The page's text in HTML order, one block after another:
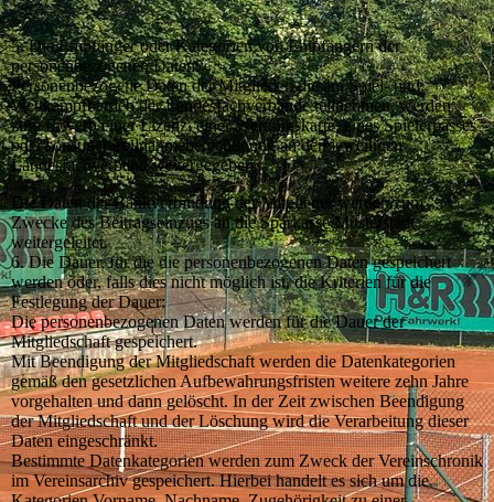
5. Die Empfänger oder Kategorien von Empfängern der
personenbezogenen Daten:
Personenbezogene Daten der Mitglieder, die am Spiel- und
Wettkampfbetrieb der Landesfachverbände teilnehmen, werden
zum Erwerb einer Lizenz, einer Wertungskarte, eines Spielerpasses
oder sonstiger Teilnahmeberechtigung an den jeweiligen
Landesfachverband weitergegeben.
Die Daten der Bankverbindung der Mitglieder werden zum
Zwecke des Beitragseinzugs an die Sparkasse Musterstadt
weitergeleitet.
6. Die Dauer, für die die personenbezogenen Daten gespeichert
werden oder, falls dies nicht möglich ist, die Kriterien für die
Festlegung der Dauer:
Die personenbezogenen Daten werden für die Dauer der
Mitgliedschaft gespeichert.
Mit Beendigung der Mitgliedschaft werden die Datenkategorien
gemäß den gesetzlichen Aufbewahrungsfristen weitere zehn Jahre
vorgehalten und dann gelöscht. In der Zeit zwischen Beendigung
der Mitgliedschaft und der Löschung wird die Verarbeitung dieser
Daten eingeschränkt.
Bestimmte Datenkategorien werden zum Zweck der Vereinschronik
im Vereinsarchiv gespeichert. Hierbei handelt es sich um die